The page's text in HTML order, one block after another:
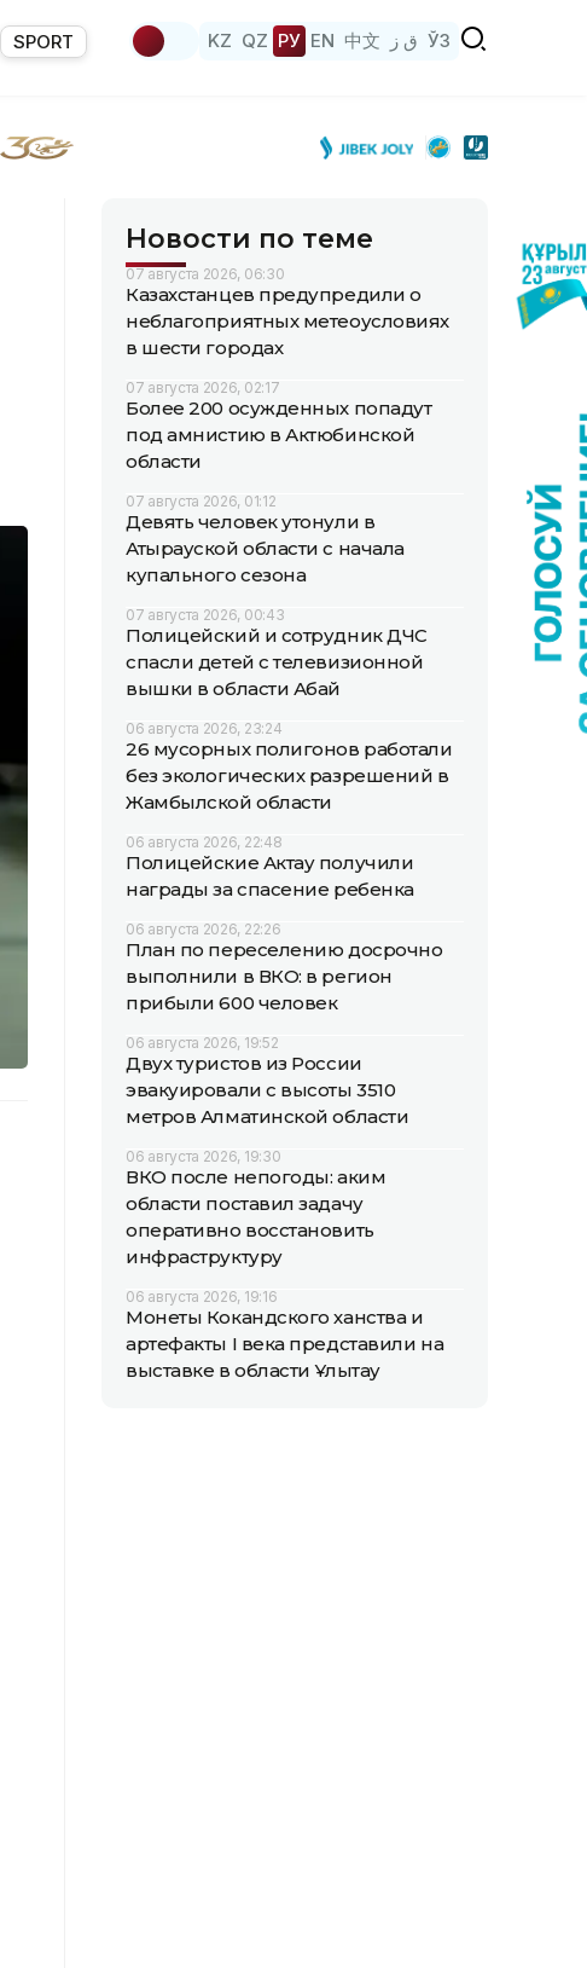
SPORT KZ QZ РУ EN 中文 ق ز ЎЗ
Новости по теме
07 августа 2026, 06:30
Казахстанцев предупредили о
неблагоприятных метеоусловиях
в шести городах
07 августа 2026, 02:17
Более 200 осужденных попадут
под амнистию в Актюбинской
области
07 августа 2026, 01:12
Девять человек утонули в
Атырауской области с начала
купального сезона
07 августа 2026, 00:43
Полицейский и сотрудник ДЧС
спасли детей с телевизионной
вышки в области Абай
06 августа 2026, 23:24
26 мусорных полигонов работали
без экологических разрешений в
Жамбылской области
06 августа 2026, 22:48
Полицейские Актау получили
награды за спасение ребенка
06 августа 2026, 22:26
План по переселению досрочно
выполнили в ВКО: в регион
прибыли 600 человек
06 августа 2026, 19:52
Двух туристов из России
эвакуировали с высоты 3510
метров Алматинской области
06 августа 2026, 19:30
ВКО после непогоды: аким
области поставил задачу
оперативно восстановить
инфраструктуру
06 августа 2026, 19:16
Монеты Кокандского ханства и
артефакты I века представили на
выставке в области Ұлытау